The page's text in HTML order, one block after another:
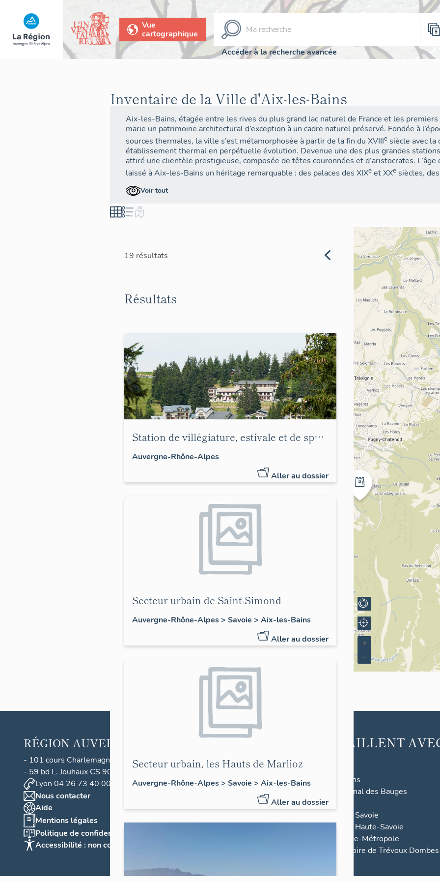
Vue
cartographique
Accéder à la recherche avancée
Inventaire de la Ville d'Aix-les-Bains
Aix-les-Bains, étagée entre les rives du plus grand lac naturel de France et les
marie un patrimoine architectural d’exception à un cadre naturel préservé. Fondée à
sources thermales, la ville s’est métamorphosée à partir de la fin du XVIIIe siècle avec la
établissement thermal en perpétuelle évolution. Devenue une des plus grandes
attiré une clientèle prestigieuse, composée de têtes couronnées et d’aristocrates. L’âge
laissé à Aix-les-Bains un héritage remarquable : des palaces des XIXe et XXe siècles,
hippodrome et d’autres infrastructures emblématiques d’une villégiature de luxe. À la
l’essor du tourisme montagnard, la ville a étendu son offre en développant une station
d’hiver sur le mont Revard. Parallèlement, Aix-les-Bains a valorisé ses rives lacustres
Au XX
Voir tout
19 résultats
Résultats
Station de villégiature, estivale et de sports d'hiver : Le Revard
Auvergne-Rhône-Alpes
Aller au dossier
Secteur urbain de Saint-Simond
Auvergne-Rhône-Alpes > Savoie > Aix-les-Bains
Aller au dossier
Secteur urbain, les Hauts de Marlioz
Auvergne-Rhône-Alpes > Savoie > Aix-les-Bains
Aller au dossier
+
–
RÉGION AUVERGNE RHONE-ALPES
- 101 cours Charlemagne CS 20033 - 69269 Lyon cedex 2
- 59 bd L. Jouhaux CS 90706 - 63050 Clermont-Ferrand cedex 2
Lyon 04 26 73 40 00 - Clermont-Ferrand 04 73 31 85 92
Nous contacter
Aide
Mentions légales
Politique de confidentialité
Accessibilité : non conforme
ILS TRAVAILLENT
NOUS
Ville d'Aix-les-Bains
Parc Naturel Régional des Bauges
Ville de Lyon
Département de la Savoie
Département de la Haute-Savoie
Clermont-Auvergne-Métropole
Pays d’art et d’histoire de Trévoux Dombes